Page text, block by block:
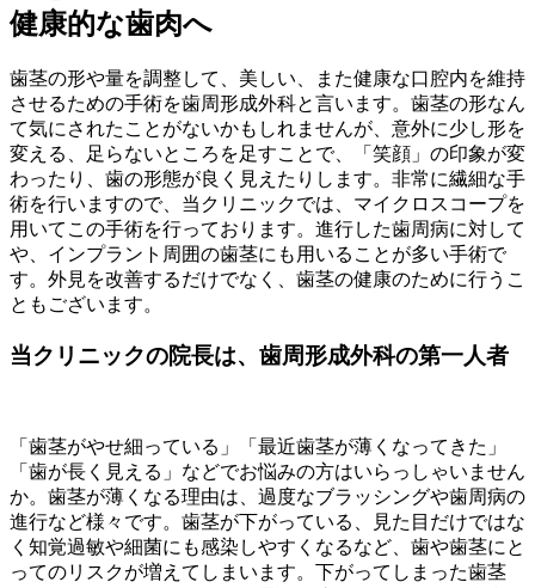
健康的な歯肉へ
歯茎の形や量を調整して、美しい、また健康な口腔内を維持
させるための手術を歯周形成外科と言います。歯茎の形なん
て気にされたことがないかもしれませんが、意外に少し形を
変える、足らないところを足すことで、「笑顔」の印象が変
わったり、歯の形態が良く見えたりします。非常に繊細な手
術を行いますので、当クリニックでは、マイクロスコープを
用いてこの手術を行っております。進行した歯周病に対して
や、インプラント周囲の歯茎にも用いることが多い手術で
す。外見を改善するだけでなく、歯茎の健康のために行うこ
ともございます。
当クリニックの院長は、歯周形成外科の第一人者
「歯茎がやせ細っている」「最近歯茎が薄くなってきた」
「歯が長く見える」などでお悩みの方はいらっしゃいません
か。歯茎が薄くなる理由は、過度なブラッシングや歯周病の
進行など様々です。歯茎が下がっている、見た目だけではな
く知覚過敏や細菌にも感染しやすくなるなど、歯や歯茎にと
ってのリスクが増えてしまいます。下がってしまった歯茎